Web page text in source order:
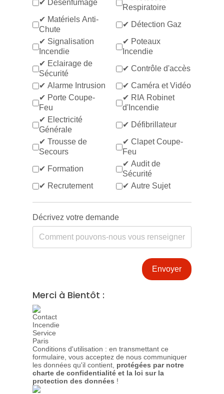
✔ Désenfumage
Respiratoire
✔ Matériels Anti-
Chute
✔ Détection Gaz
✔ Signalisation
Incendie
✔ Poteaux
Incendie
✔ Eclairage de
Sécurité
✔ Contrôle d'accès
✔ Alarme Intrusion
✔ Caméra et Vidéo
✔ Porte Coupe-
Feu
✔ RIA Robinet
d'Incendie
✔ Electricité
Générale
✔ Défibrillateur
✔ Trousse de
Secours
✔ Clapet Coupe-
Feu
✔ Formation
✔ Audit de
Sécurité
✔ Recrutement
✔ Autre Sujet
Décrivez votre demande
Envoyer
Merci à Bientôt :
Conditions d'utilisation : en transmettant ce
formulaire, vous acceptez de nous communiquer
les données qu'il contient, protégées par notre
charte de confidentialité et la loi sur la
protection des données !